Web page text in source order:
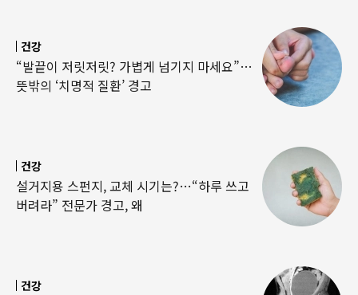
건강
“발끝이 저릿저릿? 가볍게 넘기지 마세요”…
뜻밖의 ‘치명적 질환’ 경고
건강
설거지용 스펀지, 교체 시기는?…“하루 쓰고
버려라” 전문가 경고, 왜
건강